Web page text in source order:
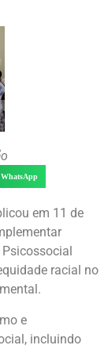
WhatsApp
em 11 de
racial no
e
incluindo